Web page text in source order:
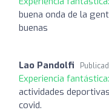
buena onda de la
buenas
Lao Pandolfi
Experiencia fantástica:
actividades
covid.